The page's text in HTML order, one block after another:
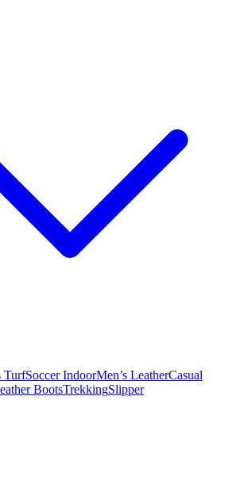
TurfSoccer IndoorMen’s LeatherCasual
BootsTrekkingSlipper